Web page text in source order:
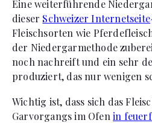
Eine weiterführende
dieser Schweizer Internetseite
Fleischsorten wie
der Niedergarmethode
noch nachreift und ein sehr
produziert, das nur wenigen
Wichtig ist, dass sich das
Garvorgangs im Ofen in